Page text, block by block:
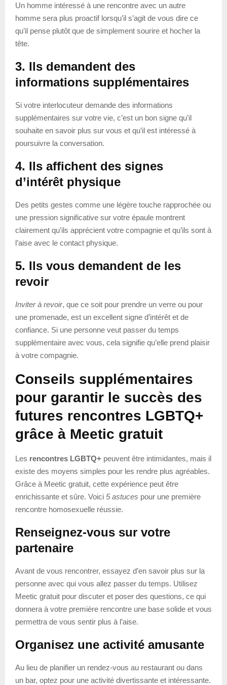
Un homme intéressé à une rencontre avec un autre
homme sera plus proactif lorsqu’il s’agit de vous dire ce
qu’il pense plutôt que de simplement sourire et hocher la
tête.
3. Ils demandent des
informations supplémentaires
Si votre interlocuteur demande des informations
supplémentaires sur votre vie, c’est un bon signe qu’il
souhaite en savoir plus sur vous et qu’il est intéressé à
poursuivre la conversation.
4. Ils affichent des signes
d’intérêt physique
Des petits gestes comme une légère touche rapprochée ou
une pression significative sur votre épaule montrent
clairement qu’ils apprécient votre compagnie et qu’ils sont à
l’aise avec le contact physique.
5. Ils vous demandent de les
revoir
Inviter à revoir, que ce soit pour prendre un verre ou pour
une promenade, est un excellent signe d’intérêt et de
confiance. Si une personne veut passer du temps
supplémentaire avec vous, cela signifie qu’elle prend plaisir
à votre compagnie.
Conseils supplémentaires
pour garantir le succès des
futures rencontres LGBTQ+
grâce à Meetic gratuit
Les rencontres LGBTQ+ peuvent être intimidantes, mais il
existe des moyens simples pour les rendre plus agréables.
Grâce à Meetic gratuit, cette expérience peut être
enrichissante et sûre. Voici 5 astuces pour une première
rencontre homosexuelle réussie.
Renseignez-vous sur votre
partenaire
Avant de vous rencontrer, essayez d’en savoir plus sur la
personne avec qui vous allez passer du temps. Utilisez
Meetic gratuit pour discuter et poser des questions, ce qui
donnera à votre première rencontre une base solide et vous
permettra de vous sentir plus à l’aise.
Organisez une activité amusante
Au lieu de planifier un rendez-vous au restaurant ou dans
un bar, optez pour une activité divertissante et intéressante.